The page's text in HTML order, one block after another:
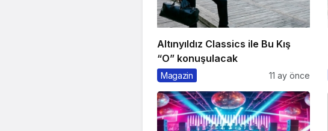
Altınyıldız Classics ile Bu Kış
“O” konuşulacak
Magazin 11 ay önce